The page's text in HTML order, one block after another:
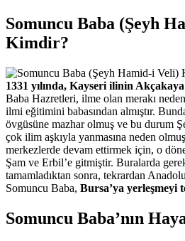
Somuncu Baba (Şeyh
Kimdir?
1331 yılında, Kayseri ilinin Akçakaya
Baba Hazretleri, ilme olan merakı
ilmi eğitimini babasından almıştır.
övgüsüne mazhar olmuş ve bu durum
çok ilim aşkıyla yanmasına neden
merkezlerde devam ettirmek için, o
Şam ve Erbil’e gitmiştir. Buralarda
tamamladıktan sonra, tekrardan
Somuncu Baba, Bursa’ya yerleşmeyi
Somuncu Baba’nın